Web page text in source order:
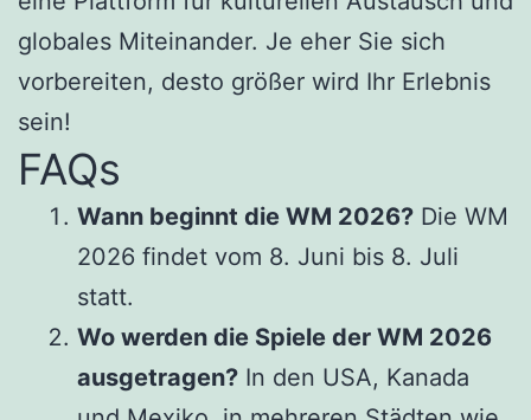
globales Miteinander. Je eher Sie sich
vorbereiten, desto größer wird Ihr Erlebnis
sein!
FAQs
Wann beginnt die WM 2026? Die WM
2026 findet vom 8. Juni bis 8. Juli
statt.
Wo werden die Spiele der WM 2026
ausgetragen? In den USA, Kanada